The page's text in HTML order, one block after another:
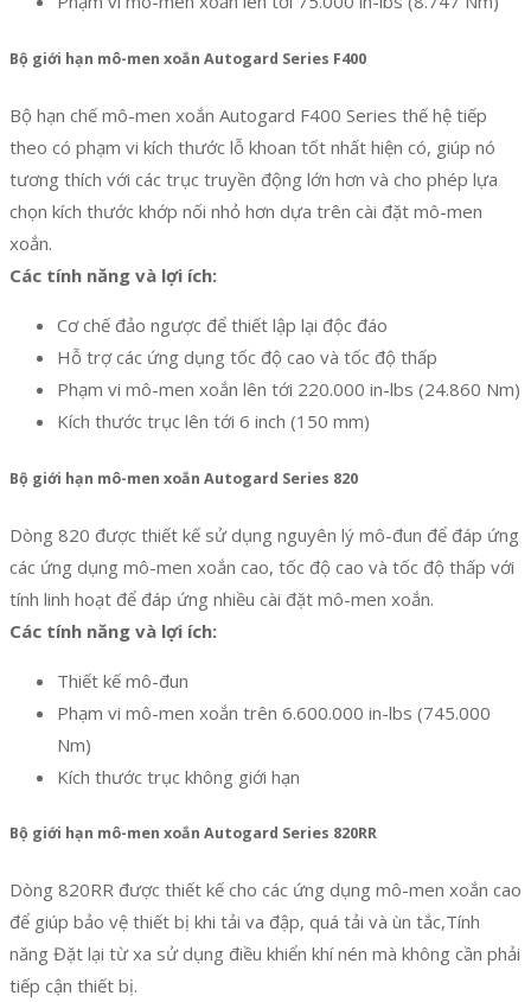
Bộ giới hạn mô-men xoắn Autogard Series F400
Bộ hạn chế mô-men xoắn Autogard F400 Series thế hệ tiếp
theo có phạm vi kích thước lỗ khoan tốt nhất hiện có, giúp nó
tương thích với các trục truyền động lớn hơn và cho phép lựa
chọn kích thước khớp nối nhỏ hơn dựa trên cài đặt mô-men
xoắn.
Các tính năng và lợi ích:
Cơ chế đảo ngược để thiết lập lại độc đáo
Hỗ trợ các ứng dụng tốc độ cao và tốc độ thấp
Phạm vi mô-men xoắn lên tới 220.000 in-lbs (24.860 Nm)
Kích thước trục lên tới 6 inch (150 mm)
Bộ giới hạn mô-men xoắn Autogard Series 820
Dòng 820 được thiết kế sử dụng nguyên lý mô-đun để đáp ứng
các ứng dụng mô-men xoắn cao, tốc độ cao và tốc độ thấp với
tính linh hoạt để đáp ứng nhiều cài đặt mô-men xoắn.
Các tính năng và lợi ích:
Thiết kế mô-đun
Phạm vi mô-men xoắn trên 6.600.000 in-lbs (745.000
Nm)
Kích thước trục không giới hạn
Bộ giới hạn mô-men xoắn Autogard Series 820RR
Dòng 820RR được thiết kế cho các ứng dụng mô-men xoắn cao
để giúp bảo vệ thiết bị khi tải va đập, quá tải và ùn tắc,Tính
năng Đặt lại từ xa sử dụng điều khiển khí nén mà không cần phải
tiếp cận thiết bị.